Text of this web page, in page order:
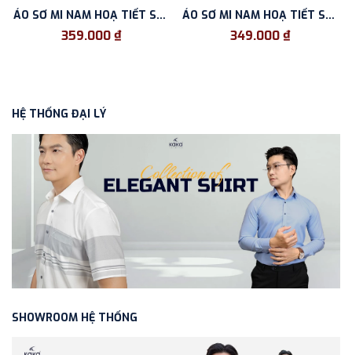
ÁO SƠ MI NAM HOẠ TIẾT S46
- FORM CLASSIC - VẢI
359.000 ₫
ÁO SƠ MI NAM HOẠ TIẾT S44
- FORM CLASSIC - VẢI
349.000 ₫
HỆ THỐNG ĐẠI LÝ
SHOWROOM HỆ THỐNG